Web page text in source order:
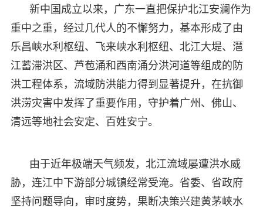
新中国成立以来，广东一直把保护北江安澜作为
重中之重，经过几代人的不懈努力，基本形成了由
乐昌峡水利枢纽、飞来峡水利枢纽、北江大堤、潖
江蓄滞洪区、芦苞涌和西南涌分洪河道等组成的防
洪工程体系，流域防洪能力得到显著提升，在抗御
洪涝灾害中发挥了重要作用，守护着广州、佛山、
清远等地社会安定、百姓安宁。
由于近年极端天气频发，北江流域屡遭洪水威
胁，连江中下游部分城镇经常受淹。省委、省政府
坚持问题导向，审时度势，果断决策兴建黄茅峡水